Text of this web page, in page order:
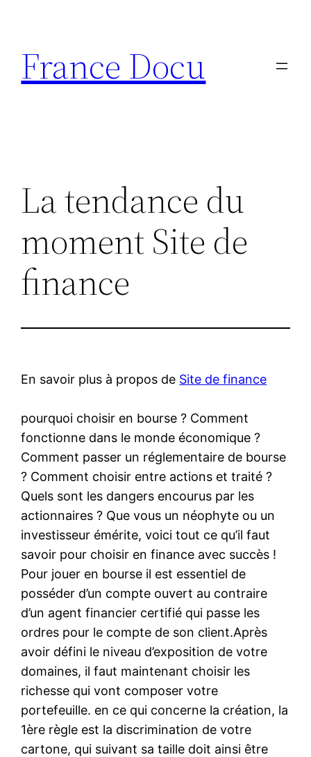
contenu
France Docu
La tendance du
moment Site de
finance
En savoir plus à propos de Site de finance
pourquoi choisir en bourse ? Comment
fonctionne dans le monde économique ?
Comment passer un réglementaire de bourse
? Comment choisir entre actions et traité ?
Quels sont les dangers encourus par les
actionnaires ? Que vous un néophyte ou un
investisseur émérite, voici tout ce qu’il faut
savoir pour choisir en finance avec succès !
Pour jouer en bourse il est essentiel de
posséder d’un compte ouvert au contraire
d’un agent financier certifié qui passe les
ordres pour le compte de son client.Après
avoir défini le niveau d’exposition de votre
domaines, il faut maintenant choisir les
richesse qui vont composer votre
portefeuille. en ce qui concerne la création, la
1ère règle est la discrimination de votre
cartone, qui suivant sa taille doit ainsi être